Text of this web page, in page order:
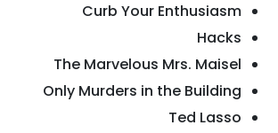
Curb Your Enthusiasm
Hacks
The Marvelous Mrs. Maisel
Only Murders in the Building
Ted Lasso